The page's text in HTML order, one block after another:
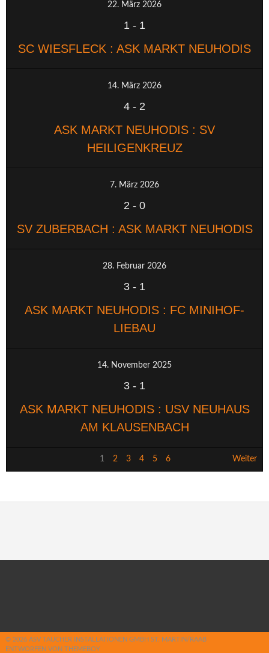
22. März 2026
1 - 1
SC WIESFLECK : ASK MARKT NEUHODIS
14. März 2026
4 - 2
ASK MARKT NEUHODIS : SV
HEILIGENKREUZ
7. März 2026
2 - 0
SV ZUBERBACH : ASK MARKT NEUHODIS
28. Februar 2026
3 - 1
ASK MARKT NEUHODIS : FC MINIHOF-
LIEBAU
14. November 2025
3 - 1
ASK MARKT NEUHODIS : USV NEUHAUS
AM KLAUSENBACH
1 2 3 4 5 6 Weiter
© 2026 ASV TAUCHER INSTALLATIONEN GMBH ST. MARTIN/RAAB
ENTWORFEN VON THEMEBOY